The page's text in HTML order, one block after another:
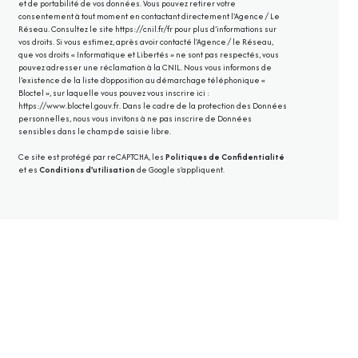
et de portabilité de vos données. Vous pouvez retirer votre
consentement à tout moment en contactant directement l’Agence / Le
Réseau. Consultez le site https://cnil.fr/frpour plus d’informations sur
vos droits. Si vous estimez, après avoir contacté l'Agence / le Réseau,
que vos droits « Informatique et Libertés » ne sont pas respectés, vous
pouvez adresser une réclamation à la CNIL. Nous vous informons de
l’existence de la liste d'opposition au démarchage téléphonique «
Bloctel », sur laquelle vous pouvez vous inscrire ici :
https://www.bloctel.gouv.fr. Dans le cadre de la protection des Données
personnelles, nous vous invitons à ne pas inscrire de Données
sensibles dans le champ de saisie libre.
Ce site est protégé par reCAPTCHA, les Politiques de Confidentialité
et es Conditions d'utilisation de Google s'appliquent.